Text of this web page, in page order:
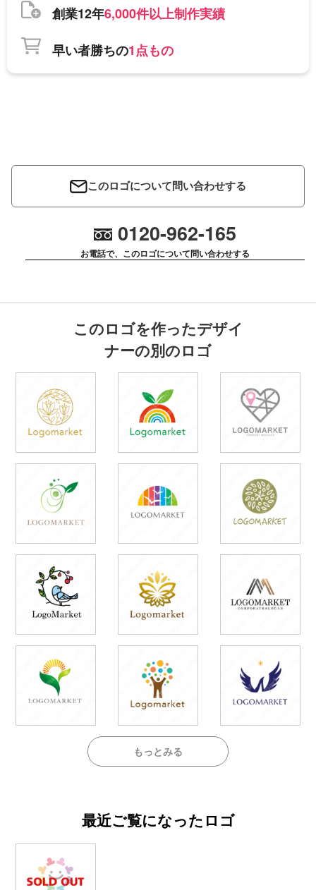
創業12年6,000件以上制作実績
早い者勝ちの1点もの
このロゴについて問い合わせする
0120-962-165
お電話で、このロゴについて問い合わせする
このロゴを作ったデザイ
ナーの別のロゴ
もっとみる
最近ご覧になったロゴ